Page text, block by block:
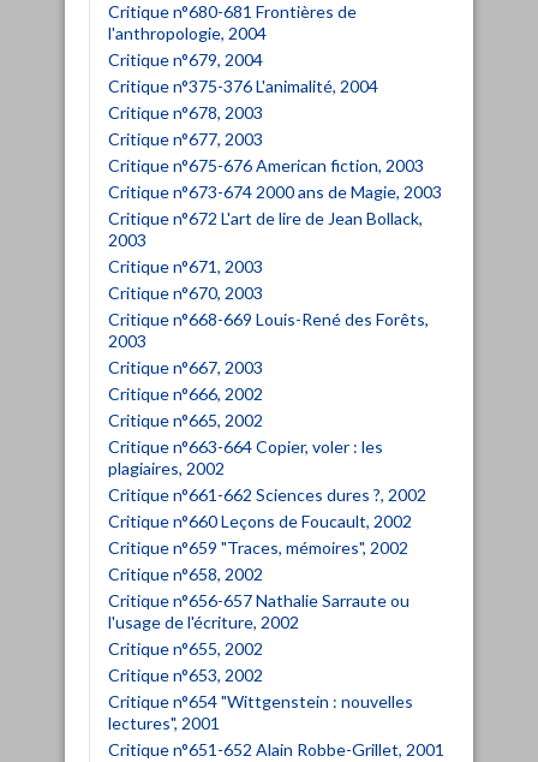
Critique n°680-681 Frontières de
l'anthropologie, 2004
Critique n°679, 2004
Critique n°375-376 L'animalité, 2004
Critique n°678, 2003
Critique n°677, 2003
Critique n°675-676 American fiction, 2003
Critique n°673-674 2000 ans de Magie, 2003
Critique n°672 L'art de lire de Jean Bollack,
2003
Critique n°671, 2003
Critique n°670, 2003
Critique n°668-669 Louis-René des Forêts,
2003
Critique n°667, 2003
Critique n°666, 2002
Critique n°665, 2002
Critique n°663-664 Copier, voler : les
plagiaires, 2002
Critique n°661-662 Sciences dures ?, 2002
Critique n°660 Leçons de Foucault, 2002
Critique n°659 "Traces, mémoires", 2002
Critique n°658, 2002
Critique n°656-657 Nathalie Sarraute ou
l'usage de l'écriture, 2002
Critique n°655, 2002
Critique n°653, 2002
Critique n°654 "Wittgenstein : nouvelles
lectures", 2001
Critique n°651-652 Alain Robbe-Grillet, 2001